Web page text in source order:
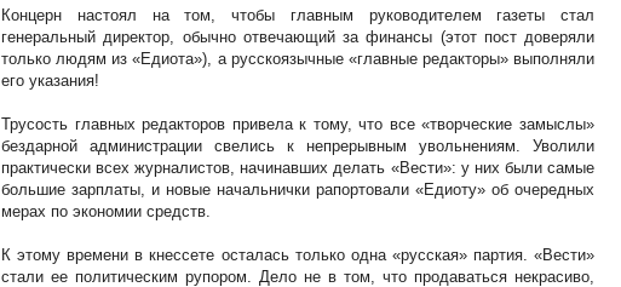
Концерн настоял на том, чтобы главным руководителем газеты стал
генеральный директор, обычно отвечающий за финансы (этот пост доверяли
только людям из «Едиота»), а русскоязычные «главные редакторы» выполняли
его указания!
Трусость главных редакторов привела к тому, что все «творческие замыслы»
бездарной администрации свелись к непрерывным увольнениям. Уволили
практически всех журналистов, начинавших делать «Вести»: у них были самые
большие зарплаты, и новые начальнички рапортовали «Едиоту» об очередных
мерах по экономии средств.
К этому времени в кнессете осталась только одна «русская» партия. «Вести»
стали ее политическим рупором. Дело не в том, что продаваться некрасиво,